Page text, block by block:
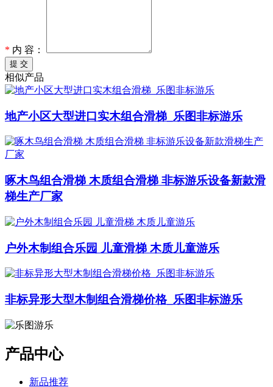
* 内 容：
提 交
相似产品
地产小区大型进口实木组合滑梯_乐图非标游乐
啄木鸟组合滑梯 木质组合滑梯 非标游乐设备新款滑
梯生产厂家
户外木制组合乐园 儿童滑梯 木质儿童游乐
非标异形大型木制组合滑梯价格_乐图非标游乐
产品中心
新品推荐